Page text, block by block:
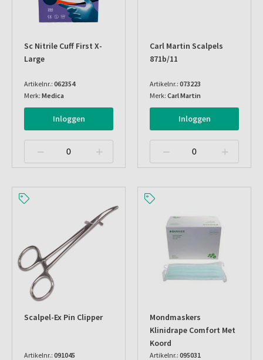
Sc Nitrile Cuff First X-
Large
Artikelnr.: 062354
Merk: Medica
Inloggen
Carl Martin Scalpels
871b/11
Artikelnr.: 073223
Merk: Carl Martin
Inloggen
Scalpel-Ex Pin Clipper
Artikelnr.: 091045
Mondmaskers
Klinidrape Comfort Met
Koord
Artikelnr.: 095031